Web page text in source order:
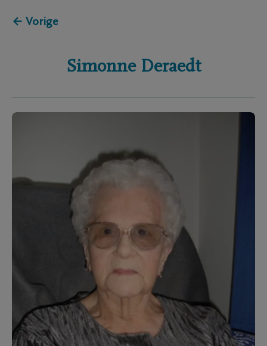
← Vorige
Simonne Deraedt